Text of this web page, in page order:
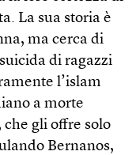
La sua storia è
ma cerca di
di ragazzi
l’islam
a morte
che gli offre solo
Bernanos,